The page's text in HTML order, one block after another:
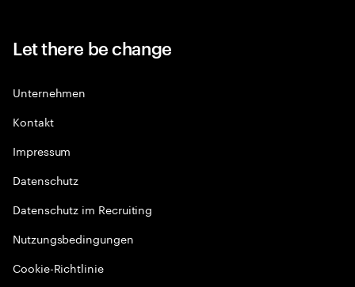
Let there be change
Unternehmen
Kontakt
Impressum
Datenschutz
Datenschutz im Recruiting
Nutzungsbedingungen
Cookie-Richtlinie